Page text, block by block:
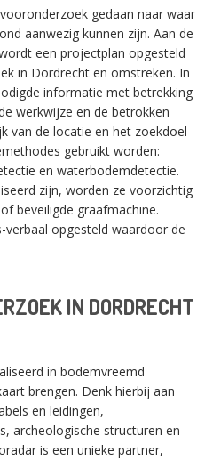
gedaan naar waar
aanwezig kunnen zijn. Aan de
een projectplan opgesteld
in Dordrecht en omstreken. In
informatie met betrekking
werkwijze en de betrokken
van de locatie en het zoekdoel
gebruikt worden:
en waterbodemdetectie.
zijn, worden ze voorzichtig
beveiligde graafmachine.
opgesteld waardoor de
IN DORDRECHT
in bodemvreemd
brengen. Denk hierbij aan
en leidingen,
archeologische structuren en
is een unieke partner,